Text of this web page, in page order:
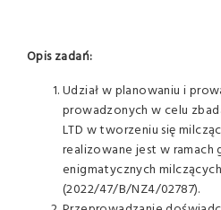
Opis zadań:
Udział w planowaniu i
prowadzonych w celu
LTD w tworzeniu się
realizowane jest w ramach
enigmatycznych milczących
(2022/47/B/NZ4/02787).